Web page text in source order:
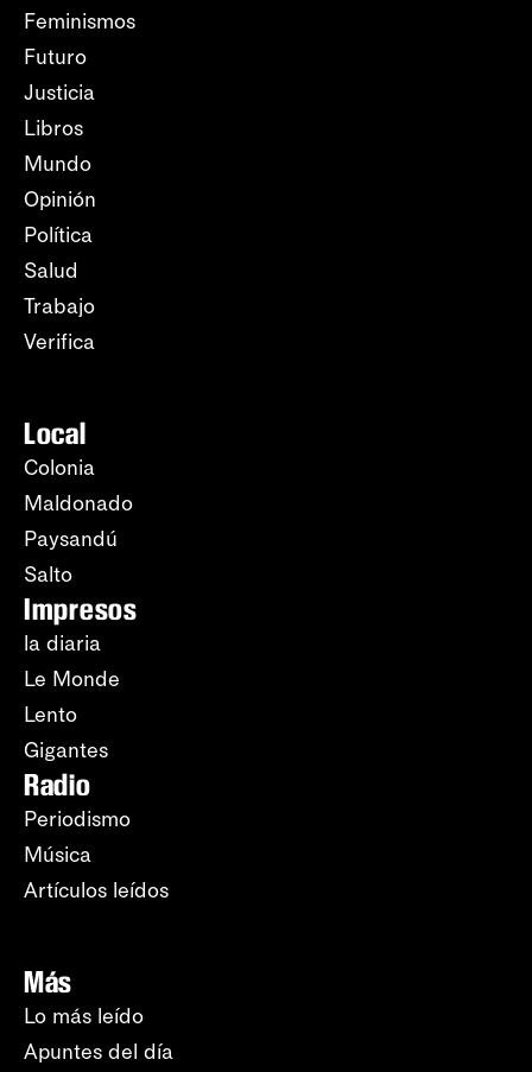
Feminismos
Futuro
Justicia
Libros
Mundo
Opinión
Política
Salud
Trabajo
Verifica
Local
Colonia
Maldonado
Paysandú
Salto
Impresos
la diaria
Le Monde
Lento
Gigantes
Radio
Periodismo
Música
Artículos leídos
Más
Lo más leído
Apuntes del día